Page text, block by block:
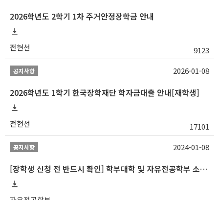
2026학년도 2학기 1차 주거안정장학금 안내
전현선 9123
공지사항
2026학년도 1학기 한국장학재단 학자금대출 안내[재학생]
전현선 17101
2026-01-08
공지사항
[장학생 신청 전 반드시 확인] 학부대학 및 자유전공학부 소속 학생 장학 통합 공지사항
2024-01-08